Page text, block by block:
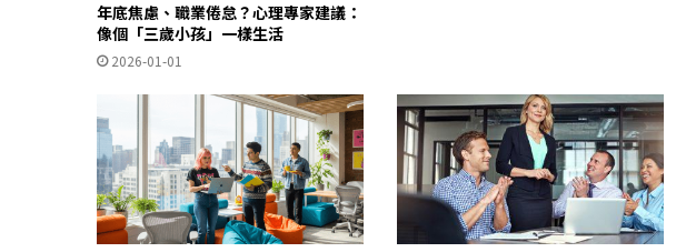
年底焦慮、職業倦怠？心理專家建議：
像個「三歲小孩」一樣生活
2026-01-01